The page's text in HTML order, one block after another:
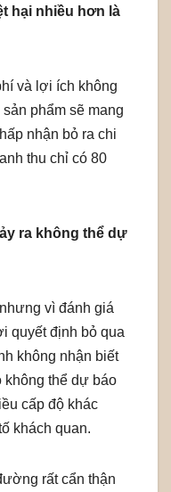
hại nhiều hơn là
và lợi ích không
phẩm sẽ mang
nhận bỏ ra chi
thu chỉ có 80
ra không thể dự
vì đánh giá
quyết định bỏ qua
không nhận biết
không thể dự báo
cấp độ khác
khách quan.
rất cẩn thận